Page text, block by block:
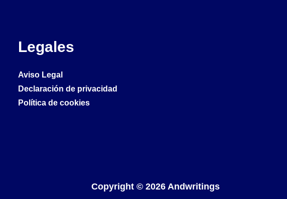
Legales
Aviso Legal
Declaración de privacidad
Política de cookies
Copyright © 2026 Andwritings